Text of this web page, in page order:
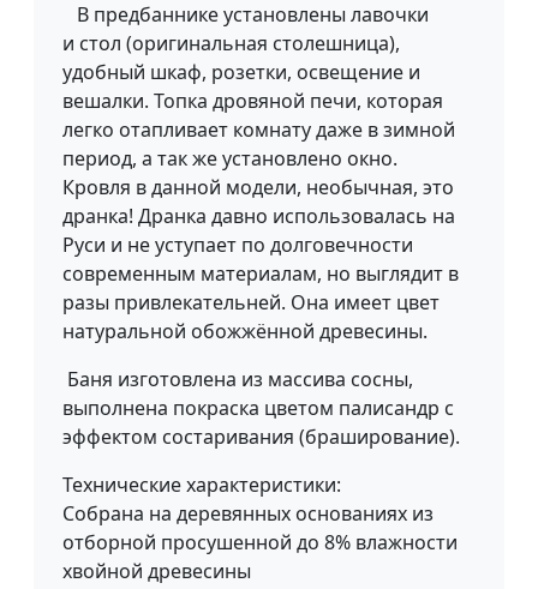
В предбаннике установлены лавочки
и стол (оригинальная столешница),
удобный шкаф, розетки, освещение и
вешалки. Топка дровяной печи, которая
легко отапливает комнату даже в зимной
период, а так же установлено окно.
Кровля в данной модели, необычная, это
дранка! Дранка давно использовалась на
Руси и не уступает по долговечности
современным материалам, но выглядит в
разы привлекательней. Она имеет цвет
натуральной обожжённой древесины.
Баня изготовлена из массива сосны,
выполнена покраска цветом палисандр с
эффектом состаривания (браширование).
Технические характеристики:
Собрана на деревянных основаниях из
отборной просушенной до 8% влажности
хвойной древесины